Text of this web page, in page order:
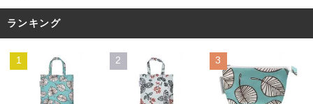
ランキング
1 2 3